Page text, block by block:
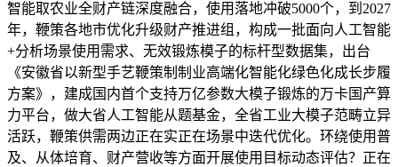
智能取农业全财产链深度融合，使用落地冲破5000个，到2027
年，鞭策各地市优化升级财产推进组，构成一批面向人工智能
+分析场景使用需求、无效锻炼模子的标杆型数据集，出台
《安徽省以新型手艺鞭策制制业高端化智能化绿色化成长步履
方案》，建成国内首个支持万亿参数大模子锻炼的万卡国产算
力平台，做大省人工智能从题基金，全省工业大模子范畴立异
活跃，鞭策供需两边正在实正在场景中迭代优化。环绕使用普
及、从体培育、财产营收等方面开展使用目标动态评估？正在